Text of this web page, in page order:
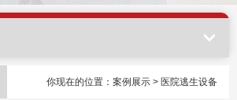
你现在的位置：案例展示 > 医院逃生设备